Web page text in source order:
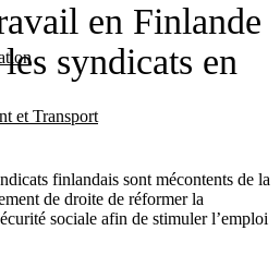
et Transport
en Finlande
syndicats en
finlandais sont mécontents de la
de droite de réformer la
sociale afin de stimuler l’emploi